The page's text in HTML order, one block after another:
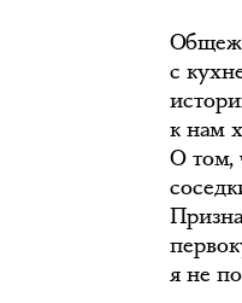
с
к нам
О том,
я не